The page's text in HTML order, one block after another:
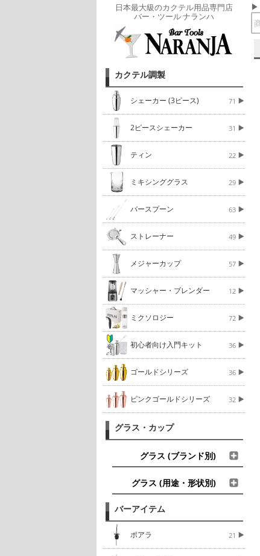
日本最大級のカクテル用品専門店
バー・ツール ナランハ
カクテル調製
シェーカー (3ピース) 71
2ピースシェーカー 31
ティン 22
ミキシンググラス 29
バースプーン 63
ストレーナー 49
メジャーカップ 57
マッシャー・ブレンダー 12
ミクソロジー 72
初心者向け入門キット 36
ゴールドシリーズ 36
ピンクゴールドシリーズ 32
グラス・カップ
グラス (ブランド別)
グラス (用途・形状別)
バーアイテム
ポアラ 21